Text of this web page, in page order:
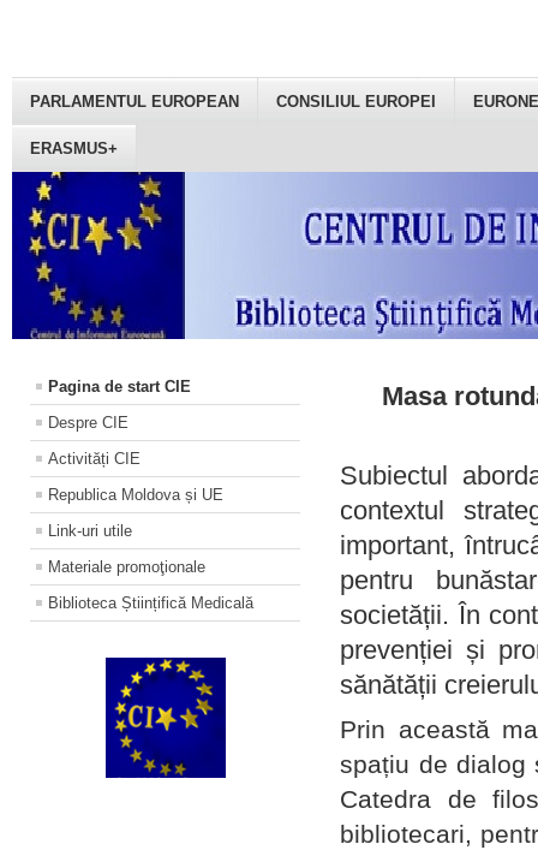
PARLAMENTUL EUROPEAN CONSILIUL EUROPEI
ERASMUS+
Pagina de start CIE
Despre CIE
Activități CIE
Republica Moldova și UE
Link-uri utile
Materiale promoţionale
Biblioteca Științifică Medicală
Masa
Subiectul
contextul
important,
pentru
societății. În
prevenției și
sănătății
Prin această
spațiu de dialog
Catedra de
bibliotecari,